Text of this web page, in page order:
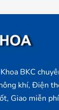
BKC
khí, Điện
Giao miễn